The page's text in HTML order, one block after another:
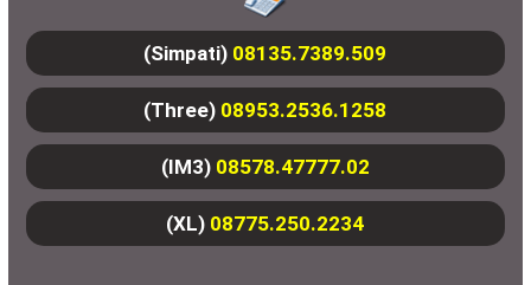
(Simpati) 08135.7389.509
(Three) 08953.2536.1258
(IM3) 08578.47777.02
(XL) 08775.250.2234